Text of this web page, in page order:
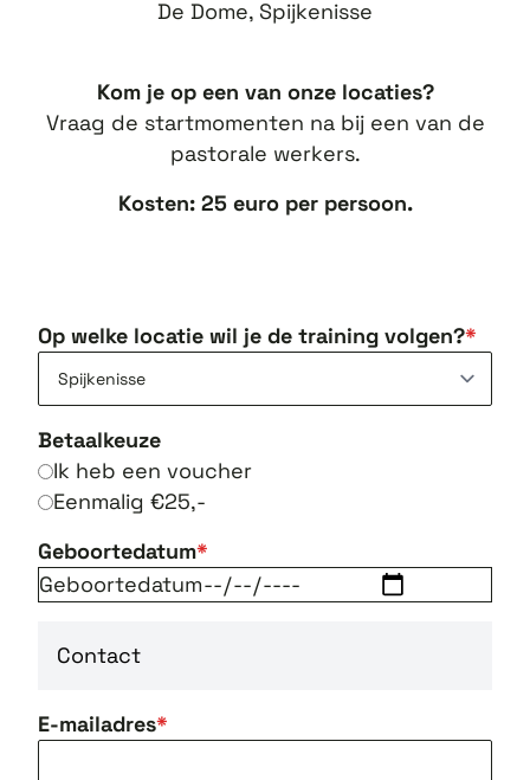
De Dome, Spijkenisse
Kom je op een van onze locaties?
Vraag de startmomenten na bij een van de
pastorale werkers.
Kosten: 25 euro per persoon.
Op welke locatie wil je de training volgen?
Betaalkeuze
Ik heb een voucher
Eenmalig €25,-
Geboortedatum
Geboortedatum
Contact
E-mailadres